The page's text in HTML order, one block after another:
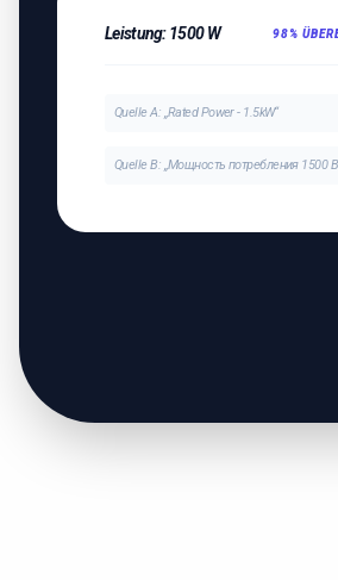
Leistung: 1500 W 98%
Quelle A: „Rated Power - 1.5kW“
Quelle B: „Мощность потребления 1500